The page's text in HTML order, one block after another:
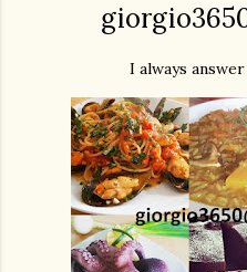
I always